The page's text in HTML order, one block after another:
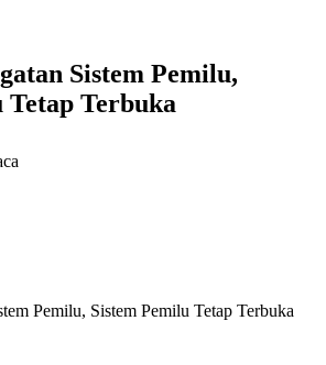
Sistem Pemilu,
Tetap Terbuka
Pemilu, Sistem Pemilu Tetap Terbuka